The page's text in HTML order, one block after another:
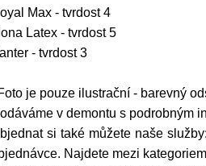
Max - tvrdost 4
Latex - tvrdost 5
- tvrdost 3
je pouze ilustrační - barevný
v demontu s podrobným
si také můžete naše
Najdete mezi